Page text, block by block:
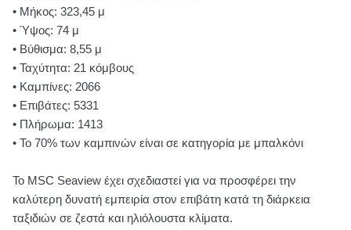
• Μήκος: 323,45 μ
• Ύψος: 74 μ
• Βύθισμα: 8,55 μ
• Ταχύτητα: 21 κόμβους
• Καμπίνες: 2066
• Επιβάτες: 5331
• Πλήρωμα: 1413
• Το 70% των καμπινών είναι σε κατηγορία με μπαλκόνι
Το MSC Seaview έχει σχεδιαστεί για να προσφέρει την
καλύτερη δυνατή εμπειρία στον επιβάτη κατά τη διάρκεια
ταξιδιών σε ζεστά και ηλιόλουστα κλίματα.